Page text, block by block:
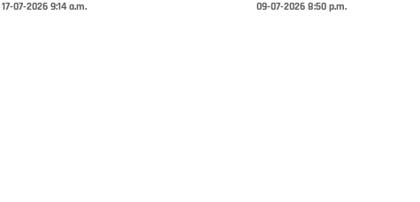
17-07-2026 9:14 a.m. 09-07-2026 8:50 p.m.